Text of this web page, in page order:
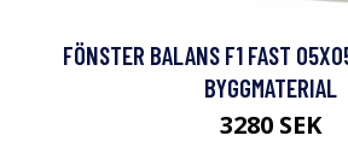
FÖNSTER BALANS F1 FAST
BYGGMATERIAL
3280 SEK